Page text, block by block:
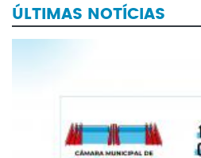
ÚLTIMAS NOTÍCIAS